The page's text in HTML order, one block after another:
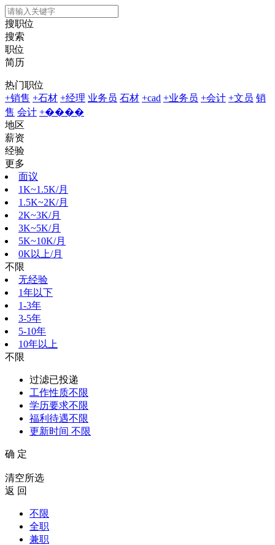
搜职位
搜索
职位
简历
热门职位
+销售 +石材 +经理 业务员 石材 +cad +业务员 +会计 +文员 销
售 会计 +����
地区
薪资
经验
更多
面议
1K~1.5K/月
1.5K~2K/月
2K~3K/月
3K~5K/月
5K~10K/月
0K以上/月
不限
无经验
1年以下
1-3年
3-5年
5-10年
10年以上
不限
过滤已投递
工作性质不限
学历要求不限
福利待遇不限
更新时间 不限
确 定
清空所选
返 回
不限
全职
兼职